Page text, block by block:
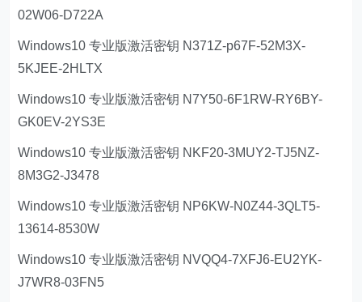
02W06-D722A
Windows10 专业版激活密钥 N371Z-p67F-52M3X-
5KJEE-2HLTX
Windows10 专业版激活密钥 N7Y50-6F1RW-RY6BY-
GK0EV-2YS3E
Windows10 专业版激活密钥 NKF20-3MUY2-TJ5NZ-
8M3G2-J3478
Windows10 专业版激活密钥 NP6KW-N0Z44-3QLT5-
13614-8530W
Windows10 专业版激活密钥 NVQQ4-7XFJ6-EU2YK-
J7WR8-03FN5